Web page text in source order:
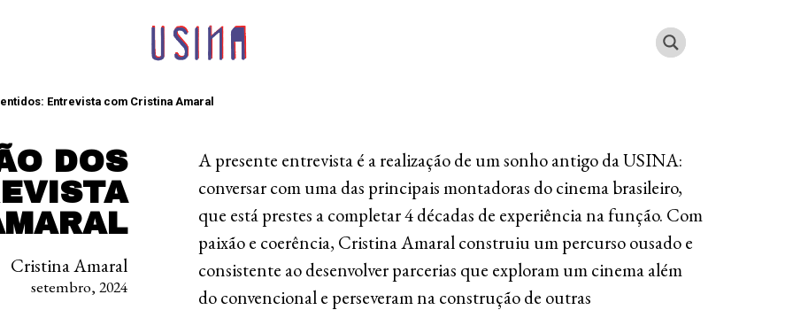
Entrevista com Cristina Amaral
DOS
Cristina Amaral
setembro, 2024
A presente entrevista é a realização de um sonho antigo da USINA:
conversar com uma das principais montadoras do cinema brasileiro,
que está prestes a completar 4 décadas de experiência na função. Com
paixão e coerência, Cristina Amaral construiu um percurso ousado e
consistente ao desenvolver parcerias que exploram um cinema além
do convencional e perseveram na construção de outras